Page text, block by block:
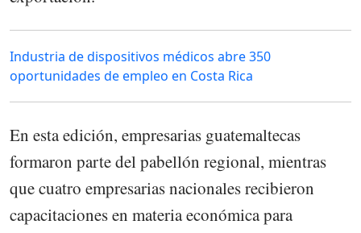
Industria de dispositivos médicos abre 350
oportunidades de empleo en Costa Rica
En esta edición, empresarias guatemaltecas
formaron parte del pabellón regional, mientras
que cuatro empresarias nacionales recibieron
capacitaciones en materia económica para